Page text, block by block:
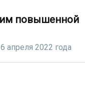
повышенной
апреля 2022 года